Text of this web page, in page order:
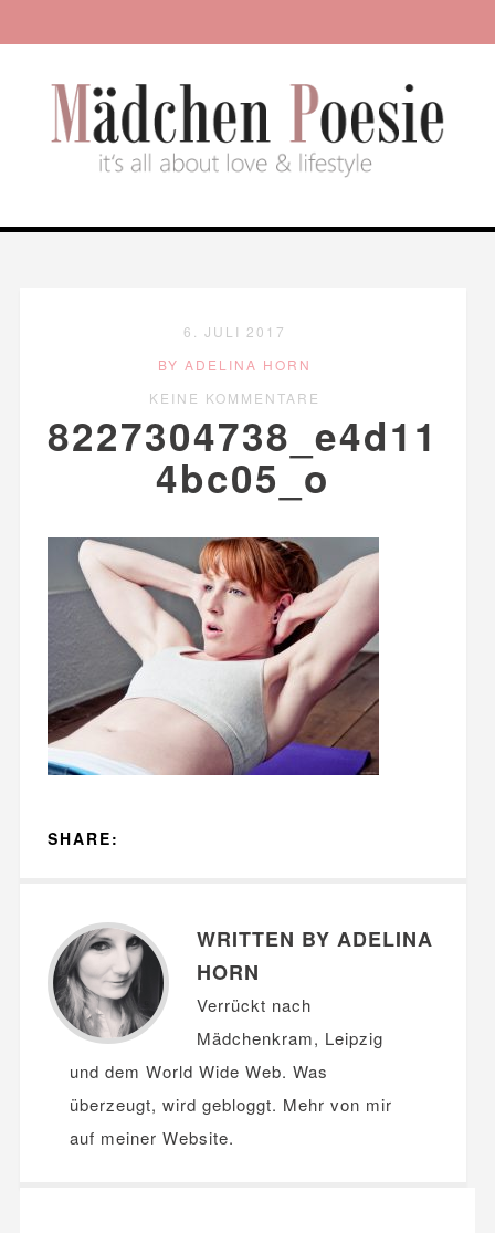
6. JULI 2017
BY ADELINA HORN
KEINE KOMMENTARE
8227304738_e4d11
4bc05_o
SHARE:
WRITTEN BY ADELINA
HORN
Verrückt nach
Mädchenkram, Leipzig
und dem World Wide Web. Was
überzeugt, wird gebloggt. Mehr von mir
auf meiner Website.